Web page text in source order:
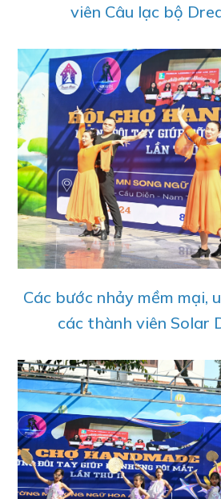
viên Câu lạc bộ
Các bước nhảy mềm mại,
các thành viên Solar